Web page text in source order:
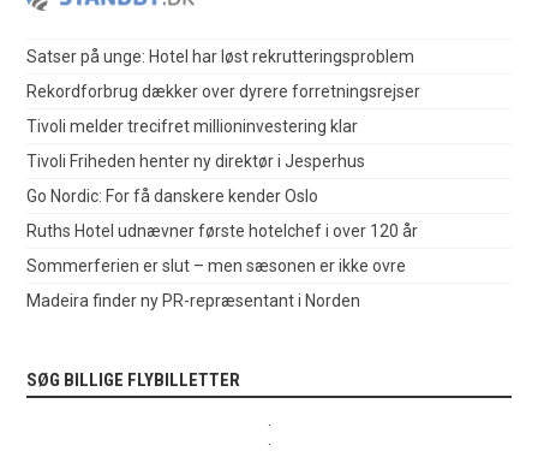
Satser på unge: Hotel har løst rekrutteringsproblem
Rekordforbrug dækker over dyrere forretningsrejser
Tivoli melder trecifret millioninvestering klar
Tivoli Friheden henter ny direktør i Jesperhus
Go Nordic: For få danskere kender Oslo
Ruths Hotel udnævner første hotelchef i over 120 år
Sommerferien er slut – men sæsonen er ikke ovre
Madeira finder ny PR-repræsentant i Norden
SØG BILLIGE FLYBILLETTER